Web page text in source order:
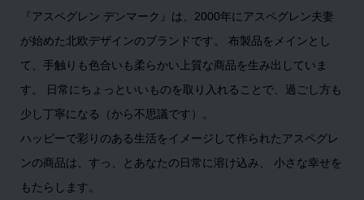
『アスペグレン デンマーク』は、2000年にアスペグレン夫妻
が始めた北欧デザインのブランドです。 布製品をメインとし
て、手触りも色合いも柔らかい上質な商品を生み出していま
す。 日常にちょっといいものを取り入れることで、過ごし方も
少し丁寧になる（から不思議です）。
ハッピーで彩りのある生活をイメージして作られたアスペグレ
ンの商品は、すっ、とあなたの日常に溶け込み、 小さな幸せを
もたらします。